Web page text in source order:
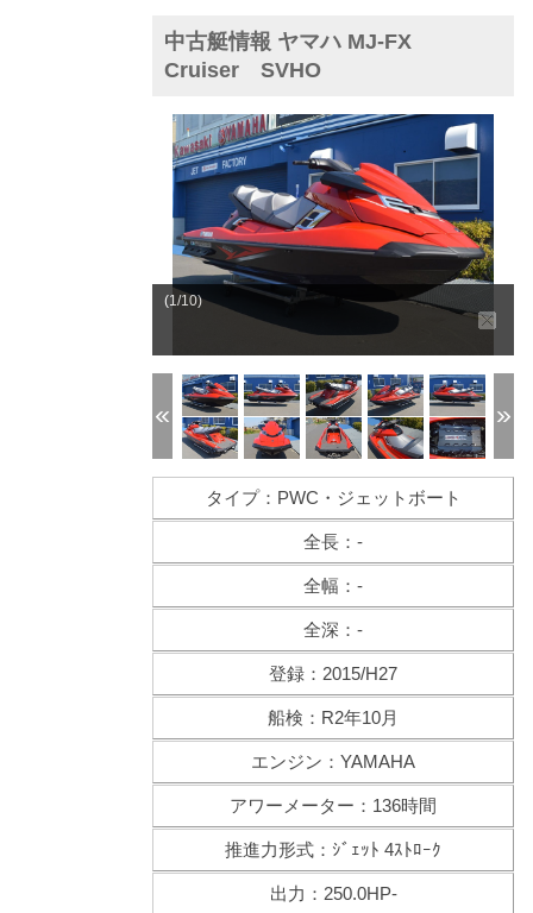
中古艇情報 ヤマハ MJ-FX
Cruiser SVHO
(1/10)
タイプ：PWC・ジェットボート
全長：-
全幅：-
全深：-
登録：2015/H27
船検：R2年10月
エンジン：YAMAHA
アワーメーター：136時間
推進力形式：ｼﾞｪｯﾄ 4ｽﾄﾛｰｸ
出力：250.0HP-